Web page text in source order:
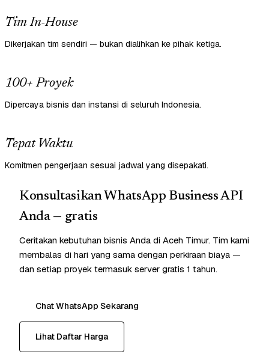
Tim In-House
Dikerjakan tim sendiri — bukan dialihkan ke pihak ketiga.
100+ Proyek
Dipercaya bisnis dan instansi di seluruh Indonesia.
Tepat Waktu
Komitmen pengerjaan sesuai jadwal yang disepakati.
Konsultasikan WhatsApp Business API
Anda — gratis
Ceritakan kebutuhan bisnis Anda di Aceh Timur. Tim kami
membalas di hari yang sama dengan perkiraan biaya —
dan setiap proyek termasuk server gratis 1 tahun.
Chat WhatsApp Sekarang
Lihat Daftar Harga